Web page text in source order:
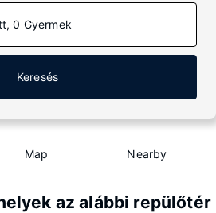
0 Gyermek
Keresés
Map Nearby
az alábbi